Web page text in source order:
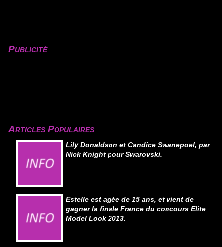
Publicité
Articles Populaires
Lily Donaldson et Candice Swanepoel, par
Nick Knight pour Swarovski.
Estelle est agée de 15 ans, et vient de
gagner la finale France du concours Elite
Model Look 2013.